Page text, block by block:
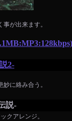
が出来ます。
2-
に絡み合う。
説-
クアレンジ。